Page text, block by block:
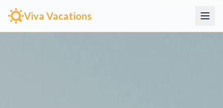
Viva Vacations